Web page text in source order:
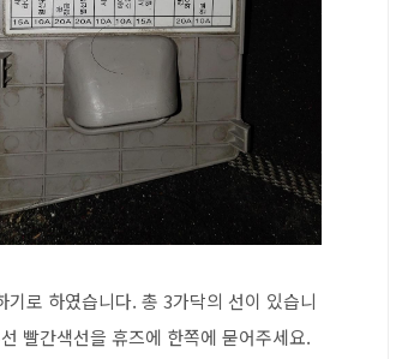
로 하였습니다. 총 3가닥의 선이 있습니
빨간색선을 휴즈에 한쪽에 묻어주세요.